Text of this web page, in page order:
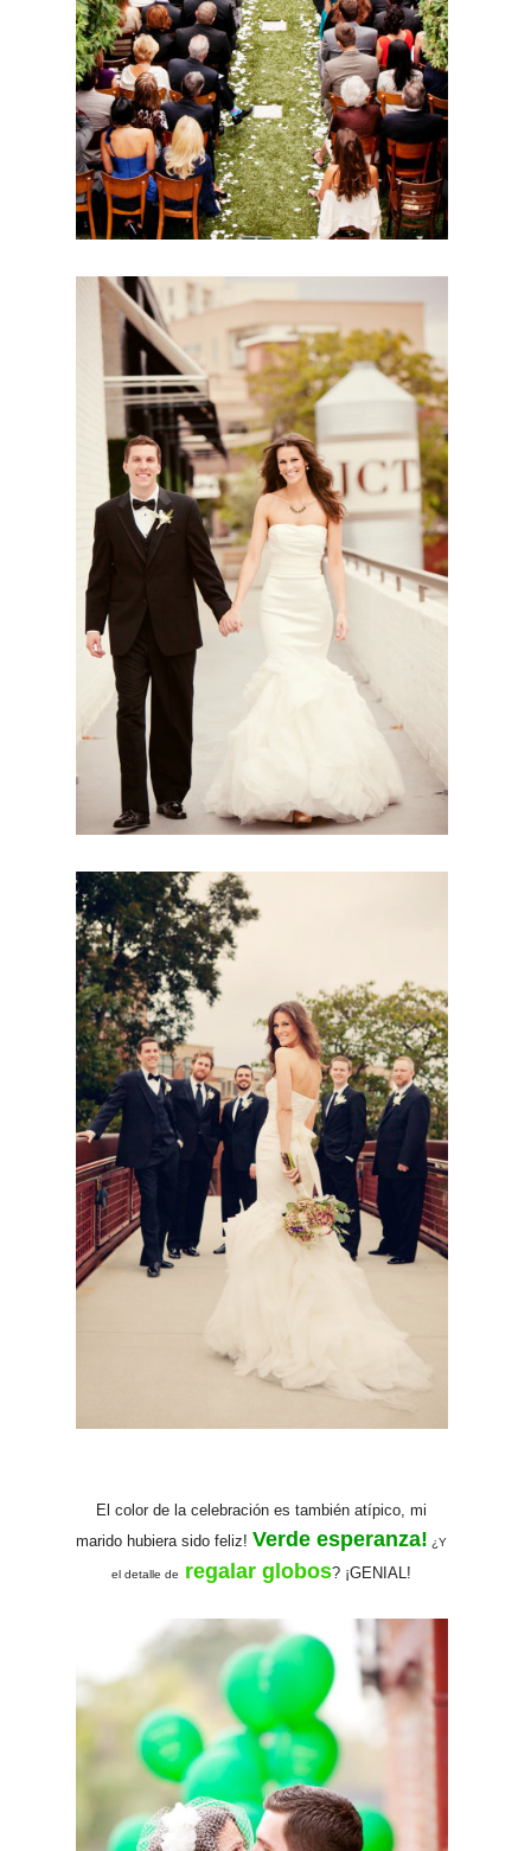
El color de la celebración es tambiénatípico, mi
marido hubiera sido feliz! Verde esperanza! ¿Y
el detalle de regalar globos? ¡GENIAL!